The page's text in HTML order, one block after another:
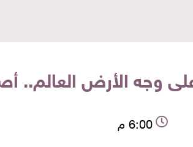
وجه الأرض العالم..
6:00 م